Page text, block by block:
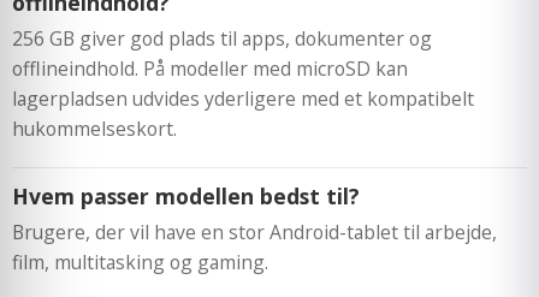
256 GB giver god plads til apps, dokumenter og
offlineindhold. På modeller med microSD kan
lagerpladsen udvides yderligere med et kompatibelt
hukommelseskort.
Hvem passer modellen bedst til?
Brugere, der vil have en stor Android-tablet til arbejde,
film, multitasking og gaming.